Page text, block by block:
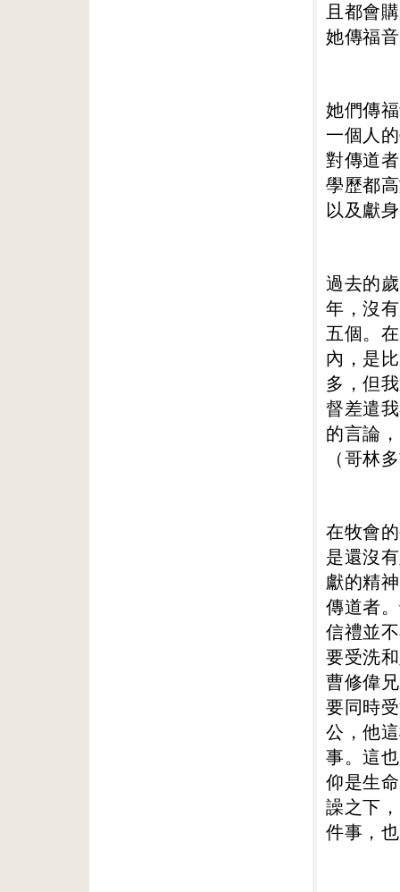
且都會
她傳福
她們傳
一個人
對傳道
學歷都
以及獻
過去的
年，沒
五個。
內，是
多，但
督差遣
的言論
（哥林
在牧會
是還沒
獻的精
傳道者
信禮並
要受洗
曹修偉
要同時
公，他
事。這
仰是生
譟之下
件事，